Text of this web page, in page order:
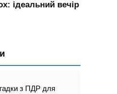
ідеальний вечір
з ПДР для